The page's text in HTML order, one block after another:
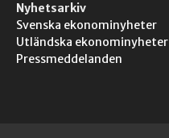
Nyhetsarkiv
Svenska ekonominyheter
Utländska ekonominyheter
Pressmeddelanden